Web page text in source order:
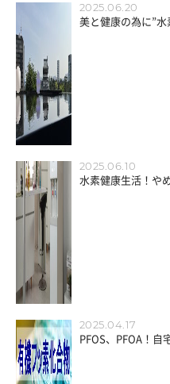
2025.06.20
美と健康の為に”
2025.06.10
水素健康生活！や
2025.04.17
PFOS、PFOA！自